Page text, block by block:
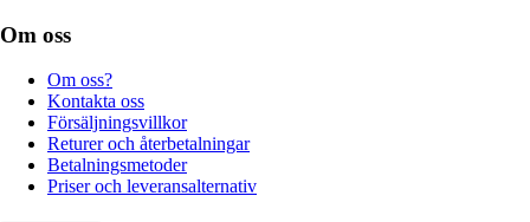
Om oss
Om oss?
Kontakta oss
Försäljningsvillkor
Returer och återbetalningar
Betalningsmetoder
Priser och leveransalternativ